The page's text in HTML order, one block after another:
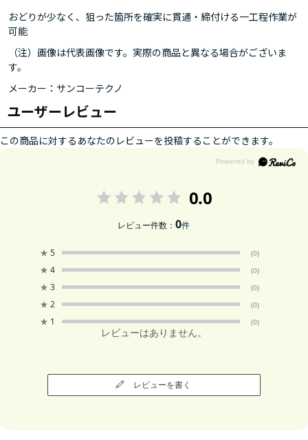
おどりが少なく、狙った箇所を確実に貫通・締付ける一工程作業が
可能
（注）画像は代表画像です。実際の商品と異なる場合がございま
す。
メーカー：サンコーテクノ
ユーザーレビュー
この商品に対するあなたのレビューを投稿することができます。
0.0
レビュー件数：0件
★ 5 (0)
★ 4 (0)
★ 3 (0)
★ 2 (0)
★ 1 (0)
レビューはありません。
レビューを書く